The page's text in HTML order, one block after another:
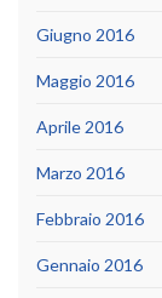
Giugno 2016
Maggio 2016
Aprile 2016
Marzo 2016
Febbraio 2016
Gennaio 2016